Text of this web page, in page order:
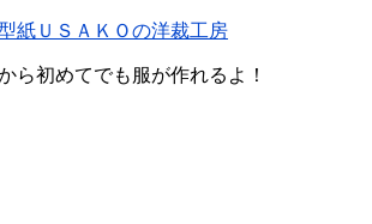
ら初めてでも服が作れるよ！